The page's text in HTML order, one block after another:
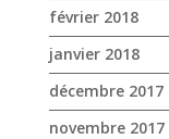
avril 2017